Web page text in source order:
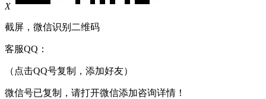
X
截屏，微信识别二维码
客服QQ：
（点击QQ号复制，添加好友）
微信号已复制，请打开微信添加咨询详情！